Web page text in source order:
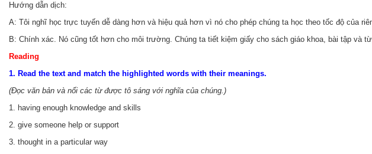
Hướng dẫn dịch:
A: Tôi nghĩ học trực tuyến dễ dàng hơn và hiệu quả hơn vì nó cho phép chúng ta học theo tốc độ của
B: Chính xác. Nó cũng tốt hơn cho môi trường. Chúng ta tiết kiệm giấy cho sách giáo khoa, bài tập và
Reading
1. Read the text and match the highlighted words with their meanings.
(Đọc văn bản và nối các từ được tô sáng với nghĩa của chúng.)
1. having enough knowledge and skills
2. give someone help or support
3. thought in a particular way